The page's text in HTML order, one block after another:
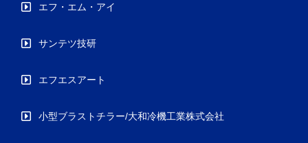
エフ・エム・アイ
サンテツ技研
エフエスアート
小型ブラストチラー/大和冷機工業株式会社